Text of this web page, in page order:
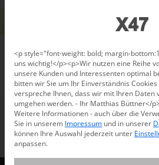
X47@X47.com
/ Products / Booklets
<p style="font-weight: bold; margin-
uns wichtig!</p><p>Wir nutzen eine Reihe
unsere Kunden und Interessenten optimal
bitten wir Sie um Ihr Einverständnis
verspreche Ihnen, dass wir mit Ihren Daten
umgehen werden. - Ihr Matthias Büttner</p>
Weitere Informationen - auch über die
Sie in unserem Impressum und in unserer
können Ihre Auswahl jederzeit unter
anpassen.